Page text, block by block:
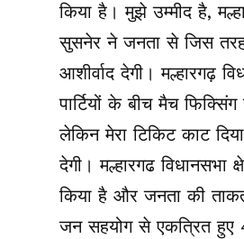
किया है। मुझे उम्मीद है,
सुसनेर ने जनता से जिस तरह
आशीर्वाद देगी। मल्हारगढ़
पार्टियों के बीच मैच
लेकिन मेरा टिकिट काट
देगी। मल्हारगढ विधानसभा
किया है और जनता की
जन सहयोग से एकत्रित हुए